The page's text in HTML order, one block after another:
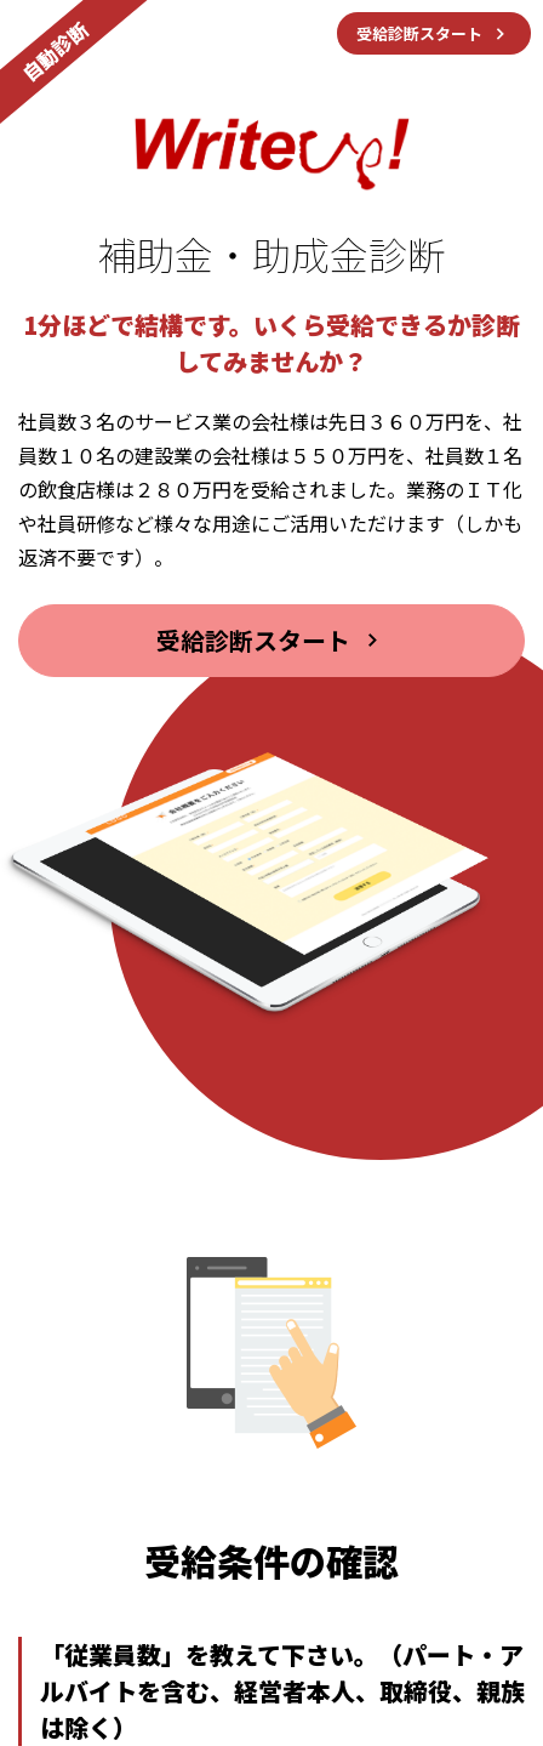
自動診断 受給診断スタート
補助⾦・助成⾦診断
1分ほどで結構です。いくら受給できるか診断
してみませんか？
社員数３名のサービス業の会社様は先日３６０万円を、社
員数１０名の建設業の会社様は５５０万円を、社員数１名
の飲食店様は２８０万円を受給されました。業務のＩＴ化
や社員研修など様々な用途にご活用いただけます（しかも
返済不要です）。
受給診断スタート
受給条件の確認
「従業員数」を教えて下さい。
（パート・ア
ルバイトを含む、経営者本人、取締役、親族
は除く）